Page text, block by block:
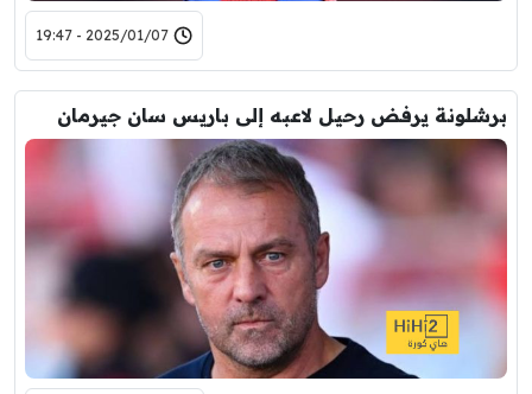
2025/01/07 - 19:47
برشلونة يرفض رحيل لاعبه إلى باريس سان جيرمان